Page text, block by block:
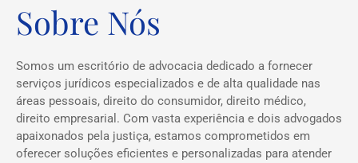
Sobre Nós
Somos um escritório de advocacia dedicado a fornecer
serviços jurídicos especializados e de alta qualidade nas
áreas pessoais, direito do consumidor, direito médico,
direito empresarial. Com vasta experiência e dois advogados
apaixonados pela justiça, estamos comprometidos em
oferecer soluções eficientes e personalizadas para atender